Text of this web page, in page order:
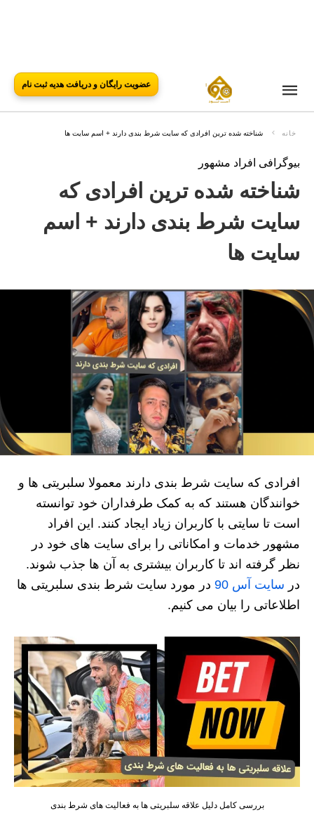
عضویت رایگان و دریافت هدیه ثبت نام
خانه شناخته شده ترین افرادی که سایت شرط بندی دارند + اسم سایت ها
بیوگرافی افراد مشهور
شناخته شده ترین افرادی که
سایت شرط بندی دارند + اسم
سایت ها
افرادی که سایت شرط بندی دارند معمولا سلبریتی ها و
خوانندگان هستند که به کمک طرفداران خود توانسته
است تا سایتی با کاربران زیاد ایجاد کنند. این افراد
مشهور خدمات و امکاناتی را برای سایت های خود در
نظر گرفته اند تا کاربران بیشتری به آن ها جذب شوند.
در سایت آس 90
در مورد سایت شرط بندی سلبریتی ها
اطلاعاتی را بیان می کنیم.
بررسی کامل دلیل علاقه سلبریتی ها به فعالیت های شرط بندی